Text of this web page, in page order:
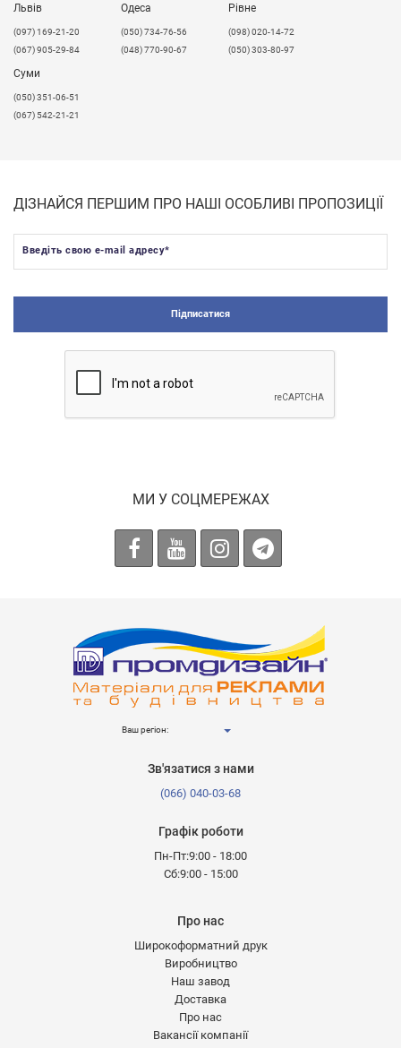
Львів
​(097) 169-21-20
(067) 905-29-84
Одеса
(050) 734-76-56
(048) 770-90-67
Рівне
(098) 020-14-72
(050) 303-80-97
Суми
(050) 351-06-51
(067) 542-21-21
ДІЗНАЙСЯ ПЕРШИМ ПРО НАШІ ОСОБЛИВІ ПРОПОЗИЦІЇ
Введіть свою e-mail адресу*
Підписатися
МИ У СОЦМЕРЕЖАХ
Ваш регіон:
Зв'язатися з нами
(066) 040-03-68
Графік роботи
Пн-Пт:9:00 - 18:00
Сб:9:00 - 15:00
Про нас
Широкоформатний друк
Виробництво
Наш завод
Доставка
Про нас
Вакансії компанії